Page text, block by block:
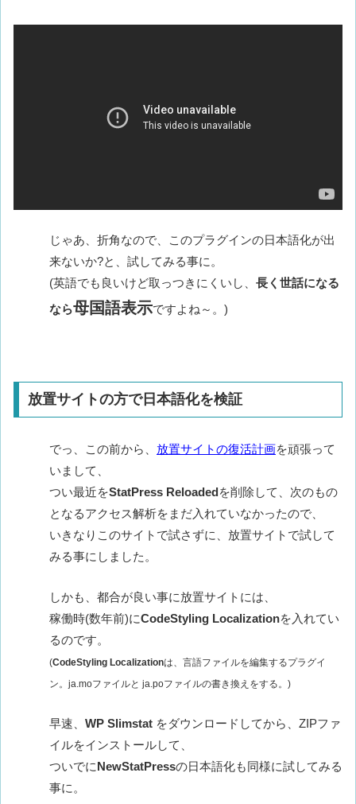
じゃあ、折角なので、このプラグインの日本語化が出
来ないか?と、試してみる事に。
(英語でも良いけど取っつきにくいし、 長く世話になる
なら母国語表示ですよね～。)
放置サイトの方で日本語化を検証
でっ、この前から、 放置サイトの復活計画を頑張って
いまして、
つい最近をStatPress Reloadedを削除して、次のもの
となるアクセス解析をまだ入れていなかったので、
いきなりこのサイトで試さずに、放置サイトで試して
みる事にしました。
しかも、都合が良い事に放置サイトには、
稼働時(数年前)にCodeStyling Localizationを入れてい
るのです。
(CodeStyling Localizationは、言語ファイルを編集するプラグイ
ン。ja.moファイルと ja.poファイルの書き換えをする。)
早速、 WP Slimstat をダウンロードしてから、ZIPファ
イルをインストールして、
ついでにNewStatPressの日本語化も同様に試してみる
事に。